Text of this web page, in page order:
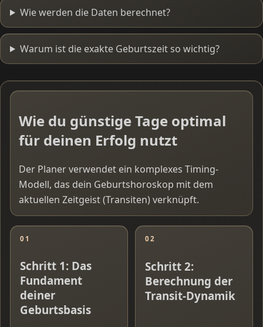
Wie werden die Daten berechnet?
Warum ist die exakte Geburtszeit so wichtig?
Wie du günstige Tage optimal
für deinen Erfolg nutzt
Der Planer verwendet ein komplexes Timing-
Modell, das dein Geburtshoroskop mit dem
aktuellen Zeitgeist (Transiten) verknüpft.
01
Schritt 1: Das
Fundament
deiner
Geburtsbasis
02
Schritt 2:
Berechnung der
Transit-Dynamik